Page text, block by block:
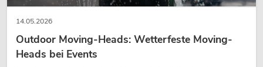
14.05.2026
Outdoor Moving-Heads: Wetterfeste Moving-
Heads bei Events